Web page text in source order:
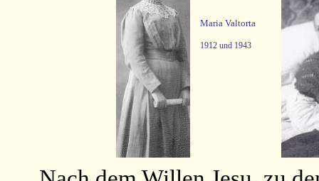
Maria Valtorta
1912 und 1943